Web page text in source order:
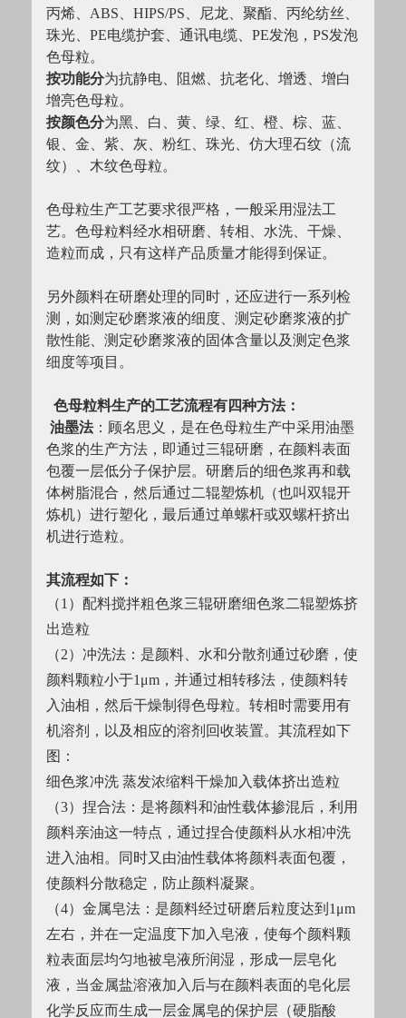
丙烯、ABS、HIPS/PS、尼龙、聚酯、丙纶纺丝、
珠光、PE电缆护套、通讯电缆、PE发泡，PS发泡
色母粒。
按功能分为抗静电、阻燃、抗老化、增透、增白
增亮色母粒。
按颜色分为黑、白、黄、绿、红、橙、棕、蓝、
银、金、紫、灰、粉红、珠光、仿大理石纹（流
纹）、木纹色母粒。
色母粒生产工艺要求很严格，一般采用湿法工
艺。色母粒料经水相研磨、转相、水洗、干燥、
造粒而成，只有这样产品质量才能得到保证。
另外颜料在研磨处理的同时，还应进行一系列检
测，如测定砂磨浆液的细度、测定砂磨浆液的扩
散性能、测定砂磨浆液的固体含量以及测定色浆
细度等项目。
  色母粒料生产的工艺流程有四种方法：
油墨法：顾名思义，是在色母粒生产中采用油墨
色浆的生产方法，即通过三辊研磨，在颜料表面
包覆一层低分子保护层。研磨后的细色浆再和载
体树脂混合，然后通过二辊塑炼机（也叫双辊开
炼机）进行塑化，最后通过单螺杆或双螺杆挤出
机进行造粒。
其流程如下：
（1）配料搅拌粗色浆三辊研磨细色浆二辊塑炼挤
出造粒
（2）冲洗法：是颜料、水和分散剂通过砂磨，使
颜料颗粒小于1μm，并通过相转移法，使颜料转
入油相，然后干燥制得色母粒。转相时需要用有
机溶剂，以及相应的溶剂回收装置。其流程如下
图：
细色浆冲洗 蒸发浓缩料干燥加入载体挤出造粒
（3）捏合法：是将颜料和油性载体掺混后，利用
颜料亲油这一特点，通过捏合使颜料从水相冲洗
进入油相。同时又由油性载体将颜料表面包覆，
使颜料分散稳定，防止颜料凝聚。
（4）金属皂法：是颜料经过研磨后粒度达到1μm
左右，并在一定温度下加入皂液，使每个颜料颗
粒表面层均匀地被皂液所润湿，形成一层皂化
液，当金属盐溶液加入后与在颜料表面的皂化层
化学反应而生成一层金属皂的保护层（硬脂酸